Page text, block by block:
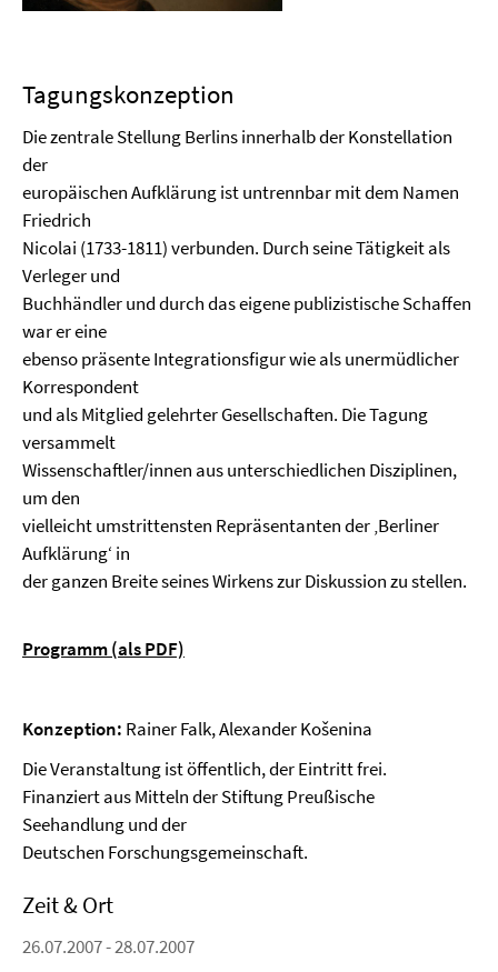
Tagungskonzeption
Die zentrale Stellung Berlins innerhalb der Konstellation
der
europäischen Aufklärung ist untrennbar mit dem Namen
Friedrich
Nicolai (1733-1811) verbunden. Durch seine Tätigkeit als
Verleger und
Buchhändler und durch das eigene publizistische Schaffen
war er eine
ebenso präsente Integrationsfigur wie als unermüdlicher
Korrespondent
und als Mitglied gelehrter Gesellschaften. Die Tagung
versammelt
Wissenschaftler/innen aus unterschiedlichen Disziplinen,
um den
vielleicht umstrittensten Repräsentanten der ‚Berliner
Aufklärung‘ in
der ganzen Breite seines Wirkens zur Diskussion zu stellen.
Programm (als PDF)
Konzeption: Rainer Falk, Alexander Košenina
Die Veranstaltung ist öffentlich, der Eintritt frei.
Finanziert aus Mitteln der Stiftung Preußische
Seehandlung und der
Deutschen Forschungsgemeinschaft.
Zeit & Ort
26.07.2007 - 28.07.2007